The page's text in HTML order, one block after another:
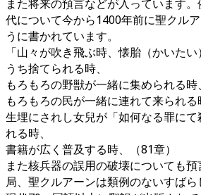
また将来の預言などが入っています
代について今から1400年前に聖クル
うに書かれています。
「山々が吹き飛ぶ時、懐胎（かいた
うち捨てられる時、
もろもろの野獣が一緒に集められる時
もろもろの民が一緒に連れて来られる
生埋にされし女兒が「如何なる罪に
れる時、
書籍が広く普及する時、（81章）
また核兵器の誤用の破壊についても
局、聖クルアーンは類例のないすばら